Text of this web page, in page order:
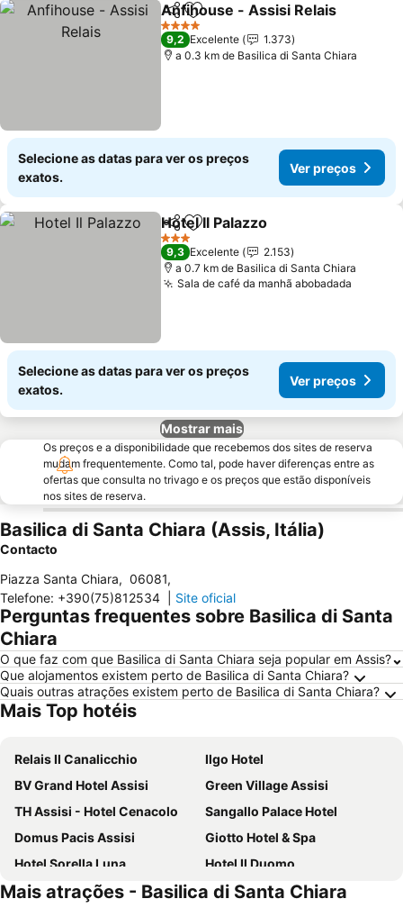
PartilharAdicionar aos favoritos
Anfihouse - Assisi Relais
4 Estrelas
9,2 Excelente
1.373
a 0.3 km de Basilica di Santa Chiara
Selecione as datas para ver os preços
exatos.
Ver preços
PartilharAdicionar aos favoritos
Hotel Il Palazzo
3 Estrelas
9,3 Excelente
2.153
a 0.7 km de Basilica di Santa Chiara
Sala de café da manhã abobadada
Selecione as datas para ver os preços
exatos.
Ver preços
Mostrar mais
Os preços e a disponibilidade que recebemos dos sites de reserva
mudam frequentemente. Como tal, pode haver diferenças entre as
ofertas que consulta no trivago e os preços que estão disponíveis
nos sites de reserva.
Basilica di Santa Chiara (Assis, Itália)
Contacto
Piazza Santa Chiara, 06081,
Telefone: +390(75)812534 Site oficial
Perguntas frequentes sobre Basilica di Santa
Chiara
O que faz com que Basilica di Santa Chiara seja popular em Assis?
Que alojamentos existem perto de Basilica di Santa Chiara?
Quais outras atrações existem perto de Basilica di Santa Chiara?
Mais Top hotéis
Relais Il Canalicchio
Ilgo Hotel
BV Grand Hotel Assisi
Green Village Assisi
TH Assisi - Hotel Cenacolo
Sangallo Palace Hotel
Domus Pacis Assisi
Giotto Hotel & Spa
Hotel Sorella Luna
Hotel Il Duomo
Hotel Bellavista
Hotel La Terrazza
Mais atrações - Basilica di Santa Chiara